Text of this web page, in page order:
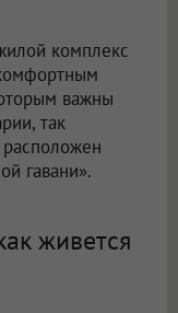
комплекс
важны
так
гавани».
живется